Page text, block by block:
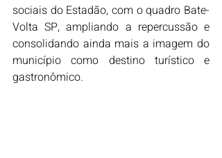
sociais do Estadão, com o quadro Bate-
Volta SP, ampliando a repercussão e
consolidando ainda mais a imagem do
município como destino turístico e
gastronômico.